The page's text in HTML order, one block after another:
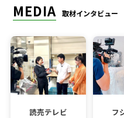
MEDIA 取材インタビュー
読売テレビ フ